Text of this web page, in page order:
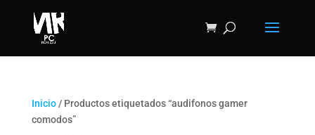
Inicio/ Productos etiquetados “audifonos gamer
comodos”